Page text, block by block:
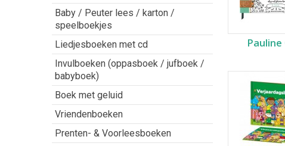
Baby / Peuter lees / karton /
speelboekjes
Liedjesboeken met cd
Invulboeken (oppasboek / jufboek /
babyboek)
Boek met geluid
Vriendenboeken
Prenten- & Voorleesboeken
Pauline